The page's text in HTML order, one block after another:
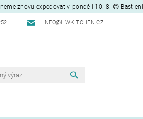
znovu expedovat v pondělí 10. 8. 😊
INFO@HWKITCHEN.CZ